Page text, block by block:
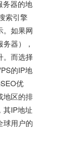
务器的地
索引擎
。如果网
器），
。而选择
的IP地
优
地区的排
其IP地址
球用户的